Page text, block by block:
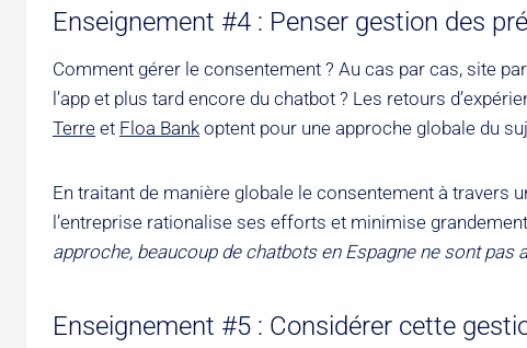
Enseignement #4 : Penser gestion des
Comment gérer le consentement ? Au cas par cas, site
l’app et plus tard encore du chatbot ? Les retours
Terre et Floa Bank optent pour une approche globale du
En traitant de manière globale le consentement à travers
l’entreprise rationalise ses efforts et minimise
approche, beaucoup de chatbots en Espagne ne sont pas
Enseignement #5 : Considérer cette